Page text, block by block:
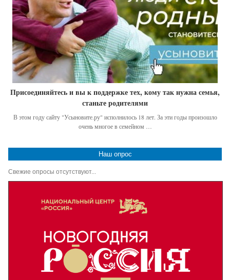
Присоединяйтесь и вы к поддержке тех, кому так нужна семья,
станьте родителями
В этом году сайту "Усыновите.ру" исполнилось 18 лет. За эти годы произошло
очень многое в семейном …
Наш опрос
Свежие опросы отсутствуют...